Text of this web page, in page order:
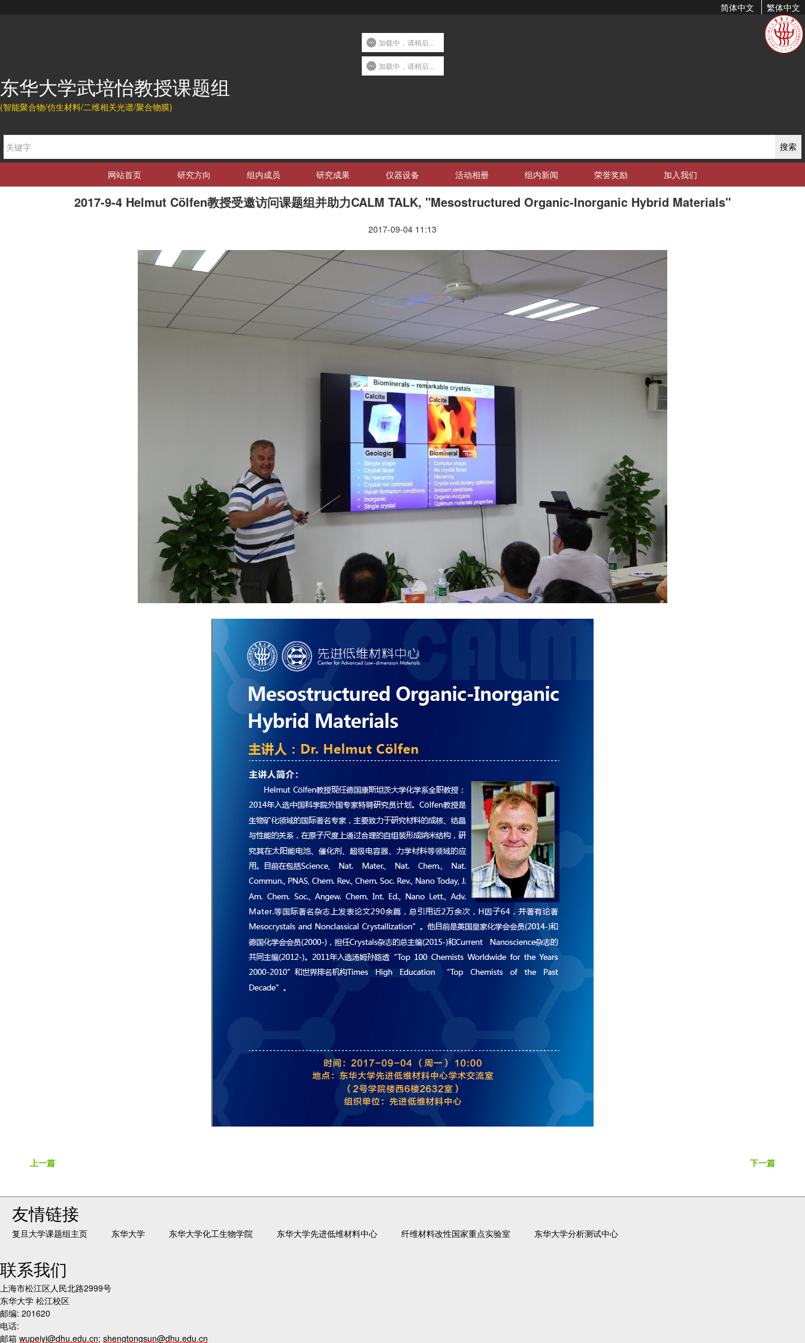
简体中文 繁体中文
东华大学武培怡教授课题组
(智能聚合物/仿生材料/二维相关光谱/聚合物膜)
搜索
网站首页 研究方向 组内成员 研究成果 仪器设备 活动相册 组内新闻 荣誉奖励 加入我们
2017-9-4 Helmut Cölfen教授受邀访问课题组并助力CALM TALK, "Mesostructured Organic-Inorganic Hybrid Materials"
2017-09-04 11:13
上一篇 下一篇
友情链接
复旦大学课题组主页 东华大学 东华大学化工生物学院 东华大学先进低维材料中心 纤维材料改性国家重点实验室 东华大学分析测试中心
联系我们
上海市松江区人民北路2999号
东华大学 松江校区
邮编: 201620
电话:
邮箱 wupeiyi@dhu.edu.cn; shengtongsun@dhu.edu.cn
加载中，请稍后...
加载中，请稍后...